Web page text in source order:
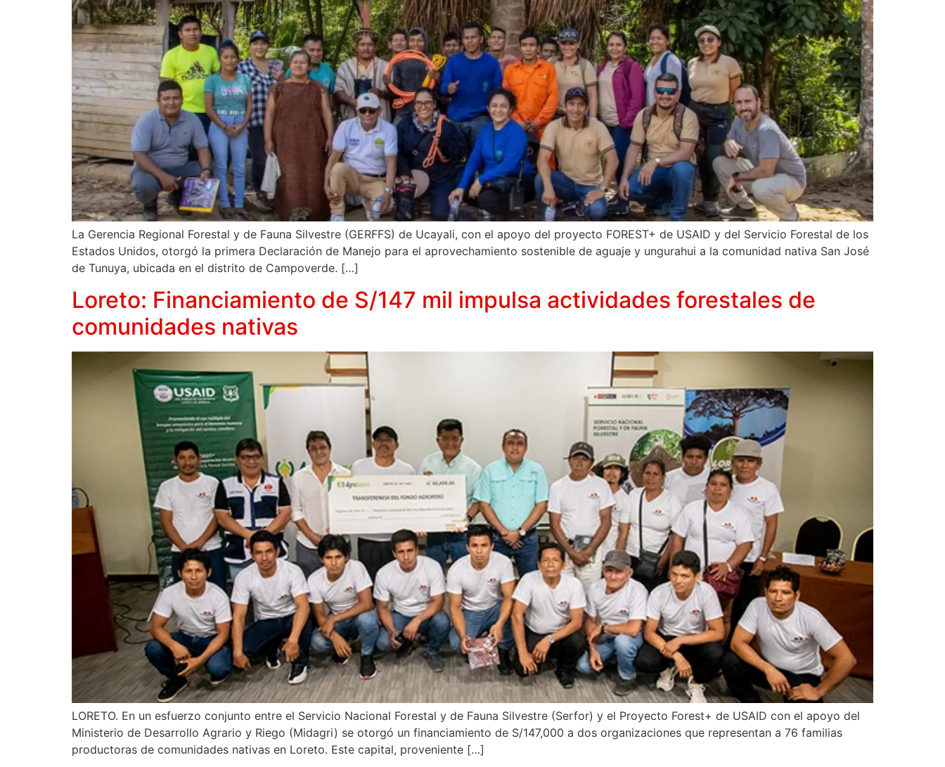
La Gerencia Regional Forestal y de Fauna Silvestre (GERFFS) de Ucayali, con el apoyo del proyecto FOREST+ de USAID y del Servicio Forestal de los
Estados Unidos, otorgó la primera Declaración de Manejo para el aprovechamiento sostenible de aguaje y ungurahui a la comunidad nativa San José
de Tunuya, ubicada en el distrito de Campoverde. […]
Loreto: Financiamiento de S/147 mil impulsa actividades forestales de
comunidades nativas
LORETO. En un esfuerzo conjunto entre el Servicio Nacional Forestal y de Fauna Silvestre (Serfor) y el Proyecto Forest+ de USAID con el apoyo del
Ministerio de Desarrollo Agrario y Riego (Midagri) se otorgó un financiamiento de S/147,000 a dos organizaciones que representan a 76 familias
productoras de comunidades nativas en Loreto. Este capital, proveniente […]